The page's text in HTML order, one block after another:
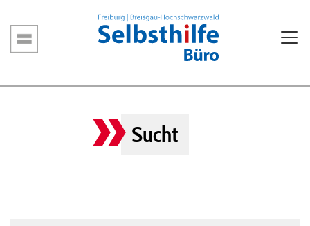
zum
Inhalt
Hauptnavigation
Sucht